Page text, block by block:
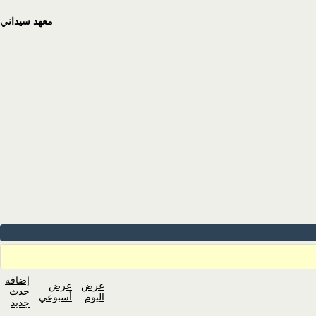
معهد سيداني
عرض
اليوم
عرض
أسبوعي
إضافة
حدث
جديد